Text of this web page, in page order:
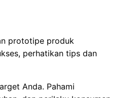
prototipe produk
perhatikan tips dan
Anda. Pahami